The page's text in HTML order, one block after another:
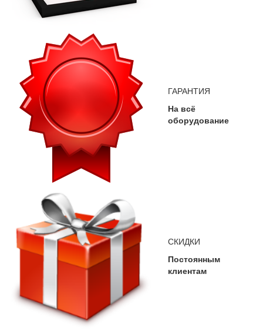
ГАРАНТИЯ
На всё
оборудование
СКИДКИ
Постоянным
клиентам